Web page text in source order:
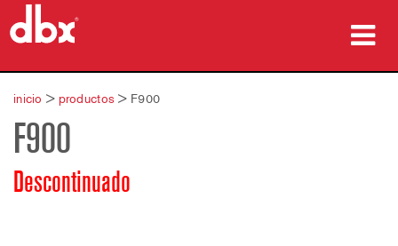
productos
Casos de estudio
dónde comprar
inicio > productos > F900
F900
Descontinuado